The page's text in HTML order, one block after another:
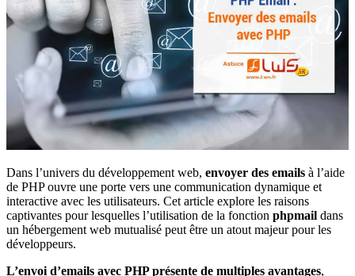
Dans l’univers du développement web, envoyer des emails à l’aide
de PHP ouvre une porte vers une communication dynamique et
interactive avec les utilisateurs. Cet article explore les raisons
captivantes pour lesquelles l’utilisation de la fonction phpmail dans
un hébergement web mutualisé peut être un atout majeur pour les
développeurs.
L’envoi d’emails avec PHP présente de multiples avantages,